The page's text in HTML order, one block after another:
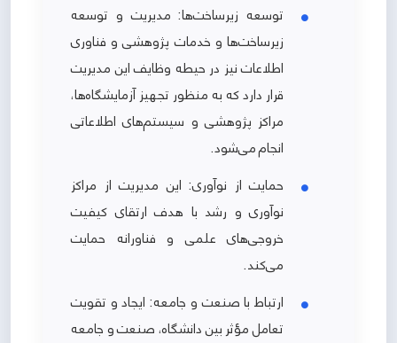
توسعه زیرساخت‌ها: مدیریت و توسعه
زیرساخت‌ها و خدمات پژوهشی و فناوری
اطلاعات نیز در حیطه وظایف این مدیریت
قرار دارد که به منظور تجهیز آزمایشگاه‌ها،
مراکز پژوهشی و سیستم‌های اطلاعاتی
انجام می‌شود.
حمایت از نوآوری: این مدیریت از مراکز
نوآوری و رشد با هدف ارتقای کیفیت
خروجی‌های علمی و فناورانه حمایت
می‌کند.
ارتباط با صنعت و جامعه: ایجاد و تقویت
تعامل مؤثر بین دانشگاه، صنعت و جامعه